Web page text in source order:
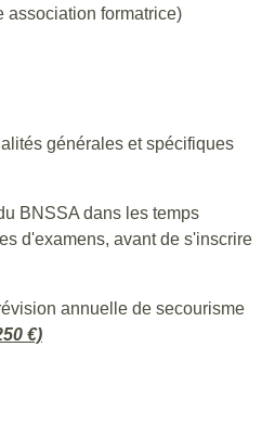
association formatrice)
générales et spécifiques
BNSSA dans les temps
d'examens, avant de s'inscrire
annuelle de secourisme
€)